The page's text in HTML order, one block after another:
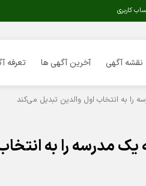
کاربری
نقشه آگهی آخرین آگهی ها تعرفه
را به انتخاب اول والدین تبدیل می‌کند
یک مدرسه را به